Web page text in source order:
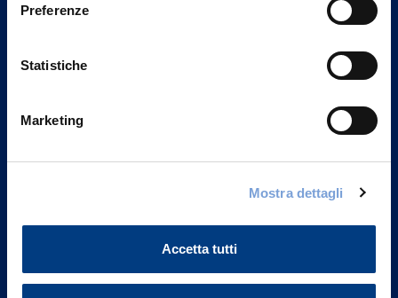
Preferenze
Statistiche
Marketing
Mostra dettagli
Accetta tutti
20149 Milano
Governance
Investor Relations